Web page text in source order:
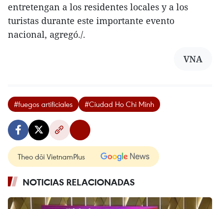
entretengan a los residentes locales y a los
turistas durante este importante evento
nacional, agregó./.
VNA
#fuegos artificiales #Ciudad Ho Chi Minh
Theo dõi VietnamPlus
NOTICIAS RELACIONADAS